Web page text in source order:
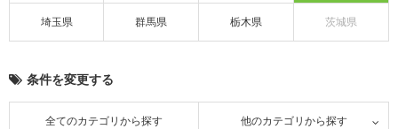
埼玉県 群馬県 栃木県 茨城県
条件を変更する
全てのカテゴリから探す 他のカテゴリから探す